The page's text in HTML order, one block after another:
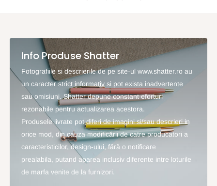
Info Produse Shatter
Fotografiile si descrierile de pe site-ul www.shatter.ro au
un caracter strict informativ si pot exista inadvertente
sau omisiuni. Shatter depune constant eforturi
rezonabile pentru actualizarea acestora.
Produsele livrate pot diferi de imagini si/sau descrieri in
orice mod, din cauza modificării de catre producatori a
caracteristicilor, design-ului, fără o notificare
prealabila, putand aparea inclusiv diferente intre loturile
de marfa venite de la furnizori.